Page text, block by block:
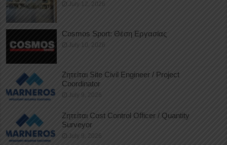
July 12, 2026
Cosmos Sport: Θέση Εργασίας
July 10, 2026
Ζητείται Site Civil Engineer / Project
Coordinator
July 9, 2026
Ζητείται Cost Control Officer / Quantity
Surveyor
July 9, 2026